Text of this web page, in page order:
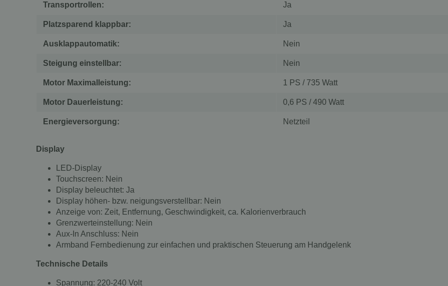
Transportrollen: Ja
Platzsparend klappbar: Ja
Ausklappautomatik: Nein
Steigung einstellbar: Nein
Motor Maximalleistung: 1 PS / 735 Watt
Motor Dauerleistung: 0,6 PS / 490 Watt
Energieversorgung: Netzteil
Display
LED-Display
Touchscreen: Nein
Display beleuchtet: Ja
Display höhen- bzw. neigungsverstellbar: Nein
Anzeige von: Zeit, Entfernung, Geschwindigkeit, ca. Kalorienverbrauch
Grenzwerteinstellung: Nein
Aux-In Anschluss: Nein
Armband Fernbedienung zur einfachen und praktischen Steuerung am Handgelenk
Technische Details
Spannung: 220-240 Volt